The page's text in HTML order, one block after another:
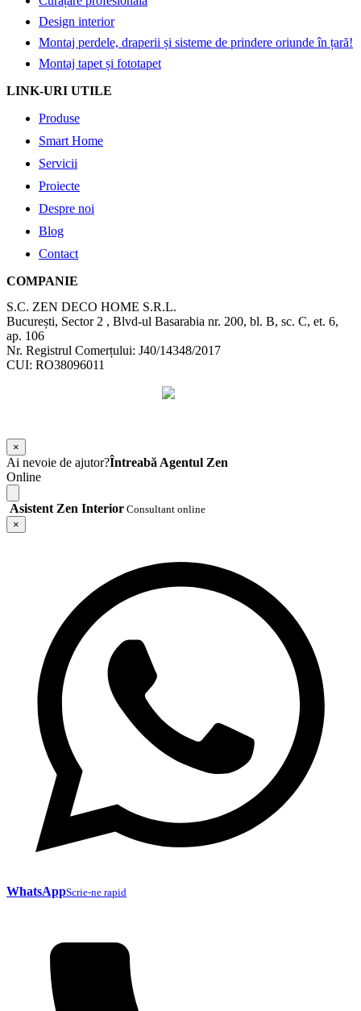
Design interior
Montaj perdele, draperii și sisteme de prindere oriunde în țară!
Montaj tapet și fototapet
LINK-URI UTILE
Produse
Smart Home
Servicii
Proiecte
Despre noi
Blog
Contact
COMPANIE
S.C. ZEN DECO HOME S.R.L.
București, Sector 2 , Blvd-ul Basarabia nr. 200, bl. B, sc. C, et. 6,
ap. 106
Nr. Registrul Comerțului: J40/14348/2017
CUI: RO38096011
×
Ai nevoie de ajutor?Întreabă Agentul Zen
Online
Asistent Zen Interior Consultant online
×
WhatsAppScrie-ne rapid